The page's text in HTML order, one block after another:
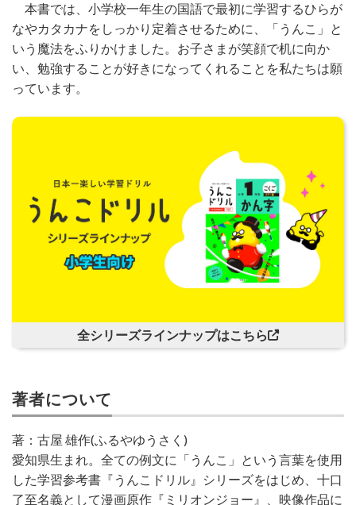
本書では、小学校一年生の国語で最初に学習するひらが
なやカタカナをしっかり定着させるために、「うんこ」と
いう魔法をふりかけました。お子さまが笑顔で机に向か
い、勉強することが好きになってくれることを私たちは願
っています。
全シリーズラインナップはこちら
著者について
著：古屋 雄作(ふるやゆうさく)
愛知県生まれ。全ての例文に「うんこ」という言葉を使用
した学習参考書『うんこドリル』シリーズをはじめ、十口
了至名義として漫画原作『ミリオンジョー』、映像作品に